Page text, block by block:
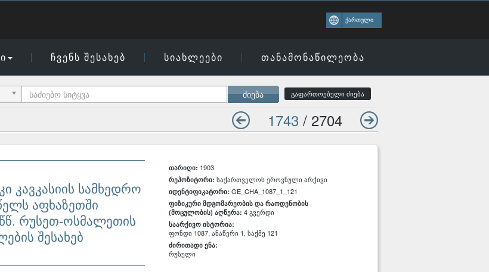
ქართული
ჩვენს შესახებ სიახლეები თანამონაწილეობა
ძიება გაფართოებული ძიება
1743 / 2704
კავკასიის სამხედრო
აფხაზეთში
რუსეთ-ოსმალეთის
შესახებ
თარიღი: 1903
რეპოზიტორი: საქართველოს ეროვნული არქივი
იდენტიფიკატორი: GE_CHA_1087_1_121
ფიზიკური მდგომარეობის და რაოდენობის
(მოცულობის) აღწერა: 4 გვერდი
საარქივო ისტორია:
ფონდი 1087, ანაწერი 1, საქმე 121
ძირითადი ენა:
რუსული